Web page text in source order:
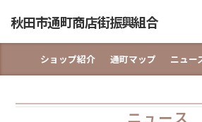
秋田市通町商店街振興組合
ショップ紹介 通町マップ ニュー
ニュース